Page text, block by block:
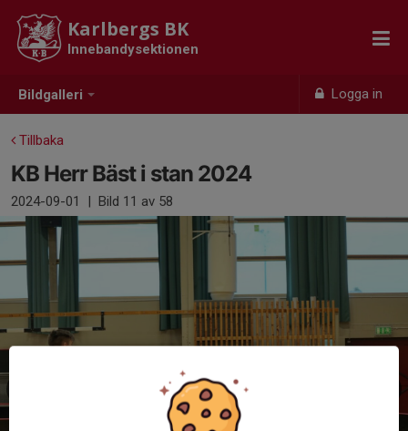
Bildgalleri Logga in
Karlbergs BK
Innebandysektionen
Tillbaka
KB Herr Bäst i stan 2024
2024-09-01 | Bild 11 av 58